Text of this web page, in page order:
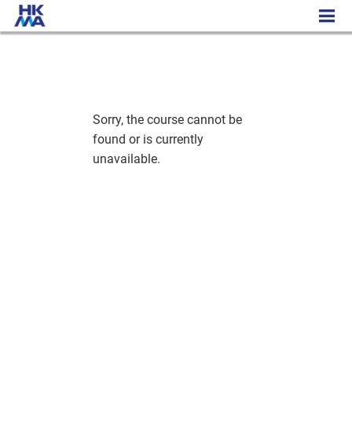
电子商务应用行政文凭课程
Sorry, the course cannot be
found or is currently
unavailable.